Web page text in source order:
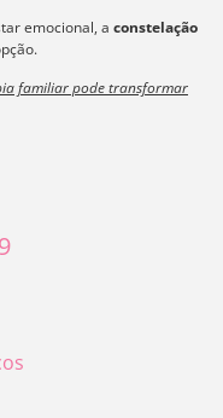
emocional, a constelação
familiar pode transformar